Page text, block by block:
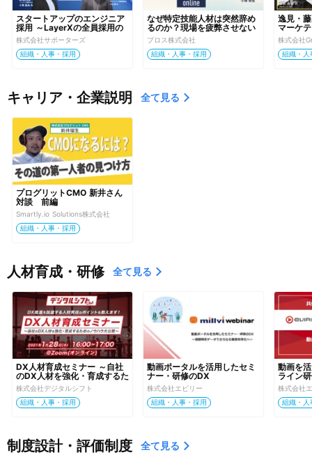
スタートアップのエンジニア
採用 ～LayerXの全員採用の
裏側を直撃～
株式会社サポーターズ
組織・人事・採用
なぜ特定技能人材は突然辞め
るのか？現場を疲弊させない
定着の仕組み
プロス株式会社
組織・人事・採用
逸見・
マーケ
あげる
育成方
株式会社
組織・人
キャリア・企業説明 全て見る
プログリットCMO 新井さん
対談　前編
Smartly.io Solutions株式会社
組織・人事・採用
人材育成・研修 全て見る
DX人材育成セミナー ～自社
のDX人材を強化・育成するた
めのノウハウ大公開～
株式会社デジタルシフト
組織・人事・採用
動画ポータルを活用したセミ
ナー・研修のDX
株式会社エビリー
組織・人事・採用
動画を
ライン
株式会社
組織・人
制度設計・評価制度 全て見る